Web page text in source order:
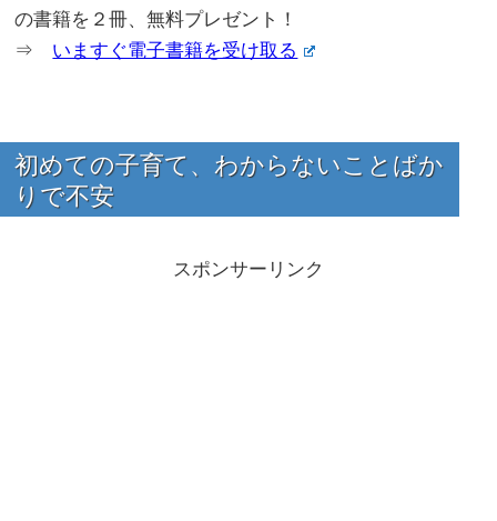
の書籍を２冊、無料プレゼント！
⇒ いますぐ電子書籍を受け取る
初めての子育て、わからないことばか
りで不安
スポンサーリンク